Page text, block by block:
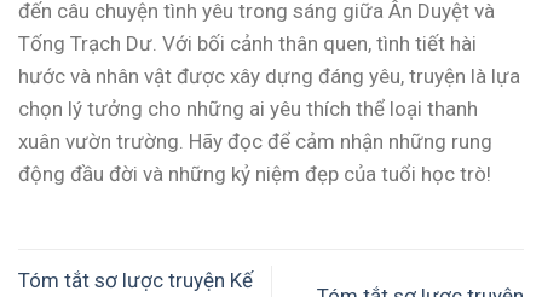
đến câu chuyện tình yêu trong sáng giữa Ân Duyệt và
Tống Trạch Dư. Với bối cảnh thân quen, tình tiết hài
hước và nhân vật được xây dựng đáng yêu, truyện là lựa
chọn lý tưởng cho những ai yêu thích thể loại thanh
xuân vườn trường. Hãy đọc để cảm nhận những rung
động đầu đời và những kỷ niệm đẹp của tuổi học trò!
Tóm tắt sơ lược truyện Kế